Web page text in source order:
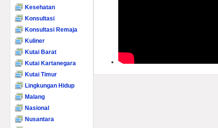
Kesehatan
Konsultasi
Konsultasi Remaja
Kuliner
Kutai Barat
Kutai Kartanegara
Kutai Timur
Lingkungan Hidup
Malang
Nasional
Nusantara